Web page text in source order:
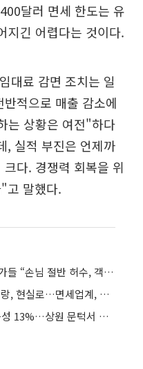
달러 면세 한도는 유
지긴 어렵다는 것이다.
대료 감면 조치는 일
적으로 매출 감소에
는 상황은 여전"하다
, 실적 부진은 언제까
다. 경쟁력 회복을 위
고 말했다.
“어린이도 임대료 반영?”…전문가들 “손님 절반 허수, 객당 임대료제 변화 필요”
연 3200억 인천공항 임대료 부메랑, 현실로…면세업계, 발만 동동
美 클래리티 법안 연내 통과 가능성 13%…상원 문턱서 제동